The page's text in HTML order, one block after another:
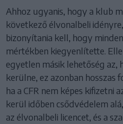
Ahhoz ugyanis, hogy a klub
következő élvonalbeli
bizonyítania kell, hogy
mértékben kiegyenlítette.
egyetlen másik lehetőség az,
kerülne, ez azonban hosszas
ha a CFR nem képes kifizetni
kerül időben csődvédelem
az élvonalbeli licencet, és a